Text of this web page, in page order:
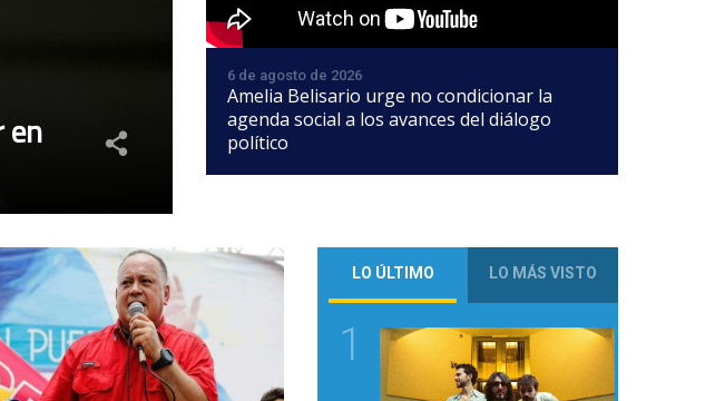
en
6 de agosto de 2026
Amelia Belisario urge no condicionar la
agenda social a los avances del diálogo
político
LO ÚLTIMO LO MÁS VISTO
1